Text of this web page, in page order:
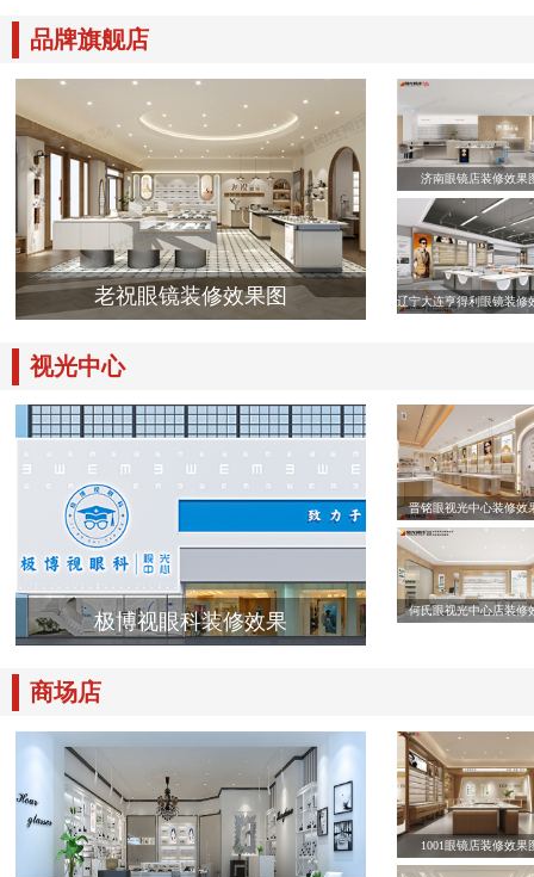
品牌旗舰店
老祝眼镜装修效果图
济南眼镜店装修效果
辽宁大连亨得利眼镜装修
视光中心
极博视眼科装修效果
晋铭眼视光中心装修效
何氏眼视光中心店装修
商场店
1001眼镜店装修效果